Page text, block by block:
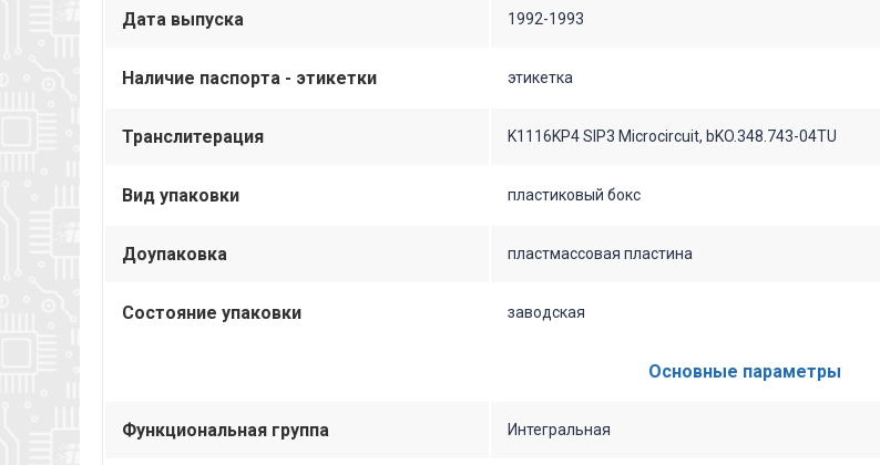
Дата выпуска 1992-1993
Наличие паспорта - этикетки этикетка
Транслитерация K1116KP4 SIP3 Microcircuit, bKO.348.743-04TU
Вид упаковки пластиковый бокс
Доупаковка пластмассовая пластина
Состояние упаковки заводская
Основные параметры
Функциональная группа Интегральная